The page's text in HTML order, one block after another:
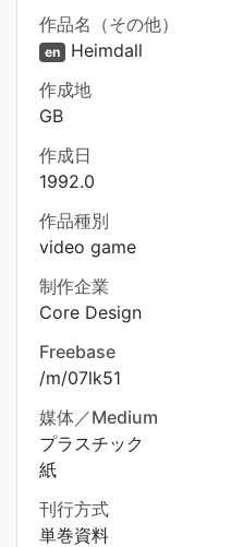
作品名（その他）
en Heimdall
作成地
GB
作成日
1992.0
作品種別
video game
制作企業
Core Design
Freebase
/m/07lk51
媒体／Medium
プラスチック
紙
刊行方式
単巻資料